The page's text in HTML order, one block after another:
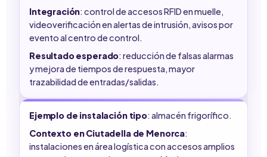
Integración: control de accesos RFID en muelle,
videoverificación en alertas de intrusión, avisos por
evento al centro de control.
Resultado esperado: reducción de falsas alarmas
y mejora de tiempos de respuesta, mayor
trazabilidad de entradas/salidas.
Ejemplo de instalación tipo: almacén frigorífico.
Contexto en Ciutadella de Menorca:
instalaciones en área logística con accesos amplios